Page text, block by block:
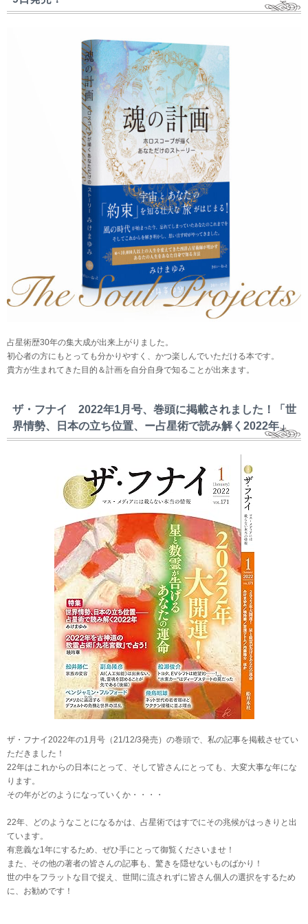
占星術歴30年の集大成が出来上がりました。
初心者の方にもとっても分かりやすく、かつ楽しんでいただける本です。
貴方が生まれてきた目的＆計画を自分自身で知ることが出来ます。
ザ・フナイ 2022年1月号、巻頭に掲載されました！「世
界情勢、日本の立ち位置、ー占星術で読み解く2022年」
ザ・フナイ2022年の1月号（21/12/3発売）の巻頭で、私の記事を掲載させてい
ただきました！
22年はこれからの日本にとって、そして皆さんにとっても、大変大事な年にな
ります。
その年がどのようになっていくか・・・・
22年、どのようなことになるかは、占星術ではすでにその兆候がはっきりと出
ています。
有意義な1年にするため、ぜひ手にとって御覧くださいませ！
また、その他の著者の皆さんの記事も、驚きを隠せないものばかり！
世の中をフラットな目で捉え、世間に流されずに皆さん個人の選択をするため
に、お勧めです！